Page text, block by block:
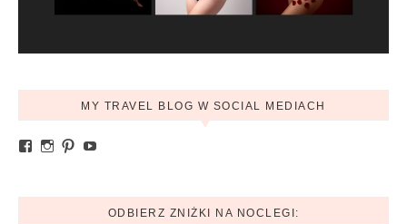
MY TRAVEL BLOG W SOCIAL MEDIACH
Zobacz profil Ania.mytravelblog na Facebook
Zobacz profil mytravelblog.com.pl na Instagram
Pinterest
YouTube
ODBIERZ ZNIŻKI NA NOCLEGI: